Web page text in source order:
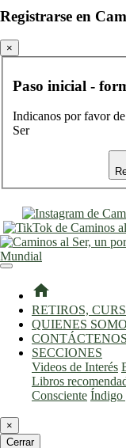
Registrarse en
×
Paso inicial -
Indicanos por favor
Ser
home
RETIROS,
QUIENES
CONTÁCTENOS
SECCIONES
Videos de Interés
Libros
Consciente Índigo
×
Cerrar